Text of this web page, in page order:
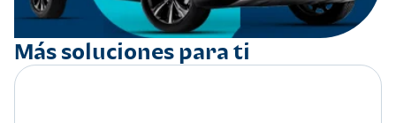
Más soluciones para ti